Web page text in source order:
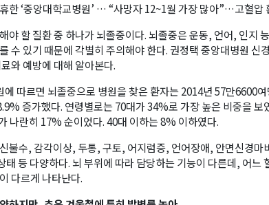
한 ‘중앙대학교병원’ … “사망자 12~1월 가장 많아”…고혈압
야 할 질환 중 하나가 뇌졸중이다. 뇌졸중은 운동, 언어, 인지
수 있기 때문에 각별히 주의해야 한다. 권정택 중앙대병원 신
와 예방에 대해 알아본다.
에 따르면 뇌졸중으로 병원을 찾은 환자는 2014년 57만6600
증가했다. 연령별로는 70대가 34%로 가장 높은 비중을 보
나란히 17% 순이었다. 40대 이하는 8% 이하였다.
불수, 감각이상, 두통, 구토, 어지럼증, 언어장애, 안면신경마
태 등 다양하다. 뇌 부위에 따라 담당하는 기능이 다른데, 어느
다르게 나타난다.